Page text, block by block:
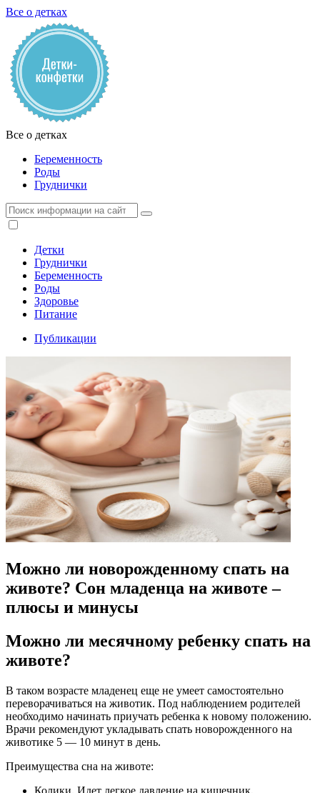
Все о детках
Все о детках
Беременность
Роды
Груднички
Детки
Груднички
Беременность
Роды
Здоровье
Питание
Публикации
Можно ли новорожденному спать на
животе? Сон младенца на животе –
плюсы и минусы
Можно ли месячному ребенку спать на
животе?
В таком возрасте младенец еще не умеет самостоятельно
переворачиваться на животик. Под наблюдением родителей
необходимо начинать приучать ребенка к новому положению.
Врачи рекомендуют укладывать спать новорожденного на
животике 5 — 10 минут в день.
Преимущества сна на животе:
Колики. Идет легкое давление на кишечник,